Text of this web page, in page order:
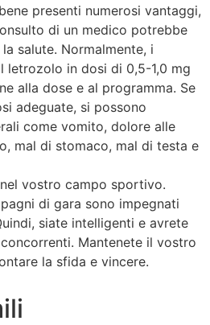
presenti numerosi vantaggi,
di un medico potrebbe
salute. Normalmente, i
letrozolo in dosi di 0,5-1,0 mg
alla dose e al programma. Se
adeguate, si possono
come vomito, dolore alle
mal di stomaco, mal di testa e
vostro campo sportivo.
di gara sono impegnati
siate intelligenti e avrete
Mantenete il vostro
la sfida e vincere.